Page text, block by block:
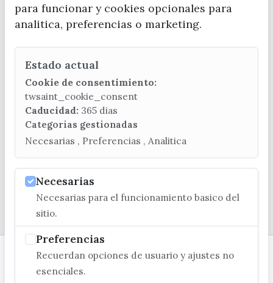
CONTACTA CON LA OFICINA DE TURISMO
(+34) 952 541 104
turismo@velezmalaga.es
C/ Poniente, 2. CP 29740 - Torre del Mar
para funcionar y cookies opcionales para
analitica, preferencias o marketing.
Estado actual
Cookie de consentimiento:
twsaint_cookie_consent
Caducidad: 365 dias
Categorias gestionadas
Necesarias , Preferencias , Analitica
Necesarias
Necesarias para el funcionamiento basico del
sitio.
Preferencias
Recuerdan opciones de usuario y ajustes no
esenciales.